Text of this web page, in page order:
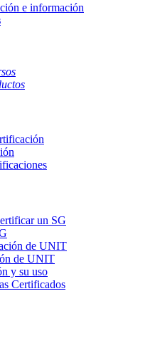
e información
un SG
de UNIT
de UNIT
y su uso
Certificados